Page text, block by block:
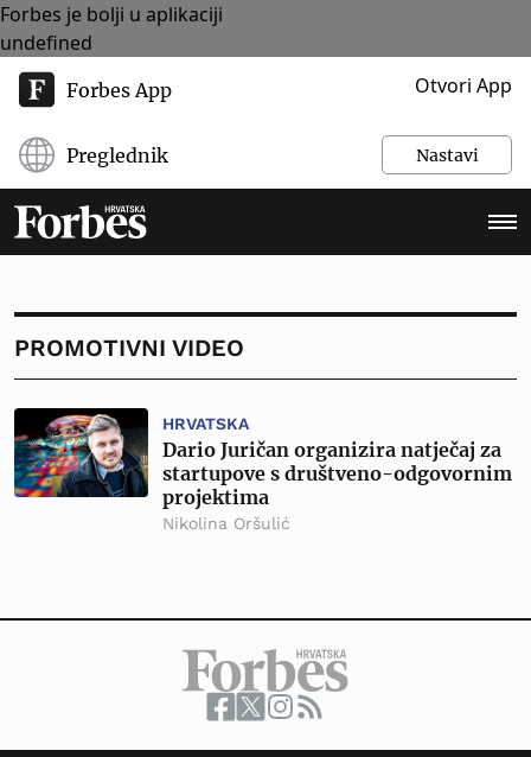
Forbes je bolji u aplikaciji
undefined
Forbes App Otvori App
Preglednik Nastavi
PROMOTIVNI VIDEO
HRVATSKA
Dario Juričan organizira natječaj za
startupove s društveno-odgovornim
projektima
Nikolina Oršulić